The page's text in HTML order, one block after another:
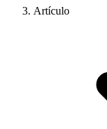
Artículo